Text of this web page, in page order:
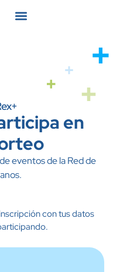
en
eventos de la Red de
con tus datos